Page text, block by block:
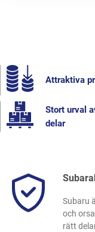
Attraktiva
Stort urval
delar
Subaru
och
rätt